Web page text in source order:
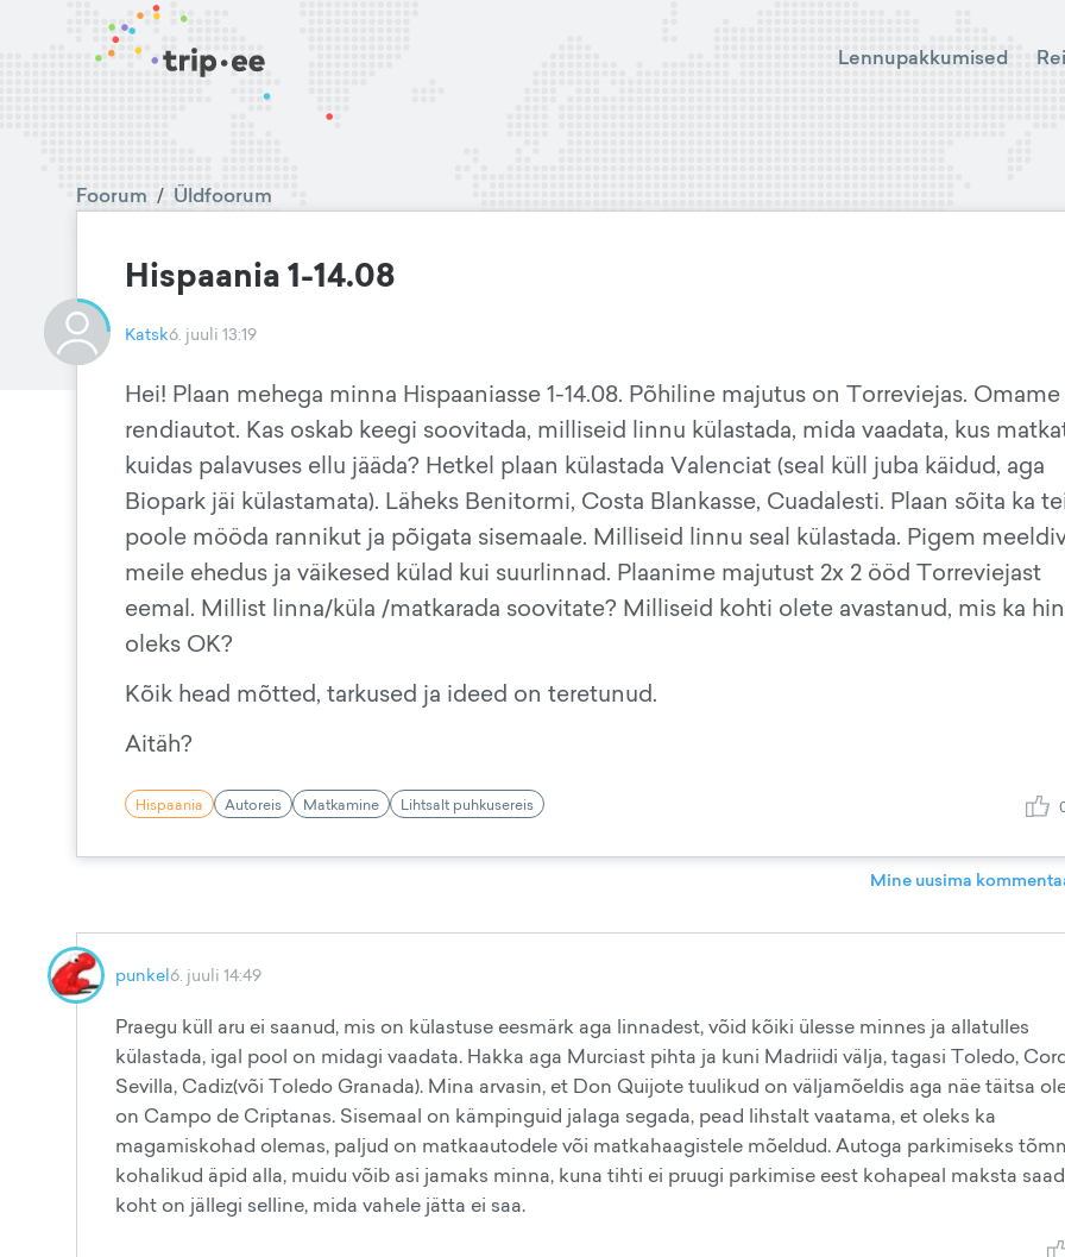
Lennupakkumised
Foorum / Üldfoorum
Hispaania 1-14.08
Katsk6. juuli 13:19
Hei! Plaan mehega minna Hispaaniasse 1-14.08. Põhiline majutus on Torreviejas. Omame
rendiautot. Kas oskab keegi soovitada, milliseid linnu külastada, mida vaadata, kus
kuidas palavuses ellu jääda? Hetkel plaan külastada Valenciat (seal küll juba käidud, aga
Biopark jäi külastamata). Läheks Benitormi, Costa Blankasse, Cuadalesti. Plaan sõita ka
poole mööda rannikut ja põigata sisemaale. Milliseid linnu seal külastada. Pigem
meile ehedus ja väikesed külad kui suurlinnad. Plaanime majutust 2x 2 ööd Torreviejast
eemal. Millist linna/küla /matkarada soovitate? Milliseid kohti olete avastanud, mis ka
oleks OK?
Kõik head mõtted, tarkused ja ideed on teretunud.
Aitäh?
Hispaania Autoreis Matkamine Lihtsalt puhkusereis
Mine uusima
punkel6. juuli 14:49
Praegu küll aru ei saanud, mis on külastuse eesmärk aga linnadest, võid kõiki ülesse minnes ja allatulles
külastada, igal pool on midagi vaadata. Hakka aga Murciast pihta ja kuni Madriidi välja, tagasi Toledo,
Sevilla, Cadiz(või Toledo Granada). Mina arvasin, et Don Quijote tuulikud on väljamõeldis aga näe täitsa
on Campo de Criptanas. Sisemaal on kämpinguid jalaga segada, pead lihstalt vaatama, et oleks ka
magamiskohad olemas, paljud on matkaautodele või matkahaagistele mõeldud. Autoga parkimiseks
kohalikud äpid alla, muidu võib asi jamaks minna, kuna tihti ei pruugi parkimise eest kohapeal maksta
koht on jällegi selline, mida vahele jätta ei saa.